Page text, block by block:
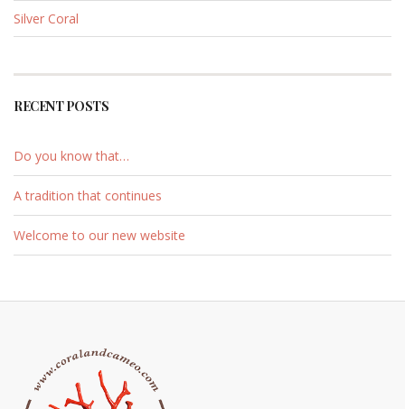
Silver Coral
RECENT POSTS
Do you know that…
A tradition that continues
Welcome to our new website